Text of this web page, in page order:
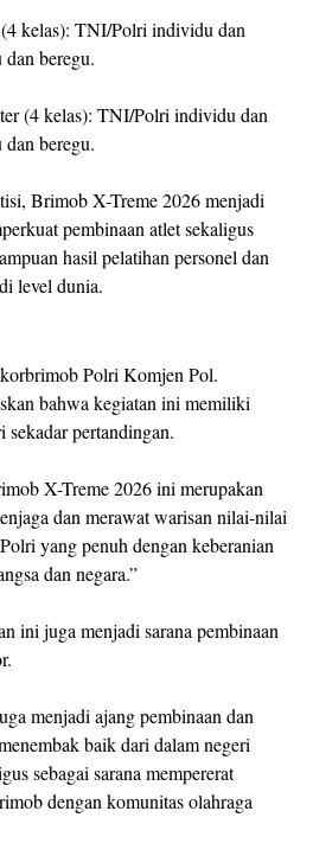
kelas): TNI/Polri individu dan
beregu.
(4 kelas): TNI/Polri individu dan
beregu.
Brimob X-Treme 2026 menjadi
pembinaan atlet sekaligus
hasil pelatihan personel dan
level dunia.
Polri Komjen Pol.
bahwa kegiatan ini memiliki
pertandingan.
X-Treme 2026 ini merupakan
dan merawat warisan nilai-nilai
yang penuh dengan keberanian
dan negara.”
ini juga menjadi sarana pembinaan
menjadi ajang pembinaan dan
baik dari dalam negeri
sebagai sarana mempererat
dengan komunitas olahraga